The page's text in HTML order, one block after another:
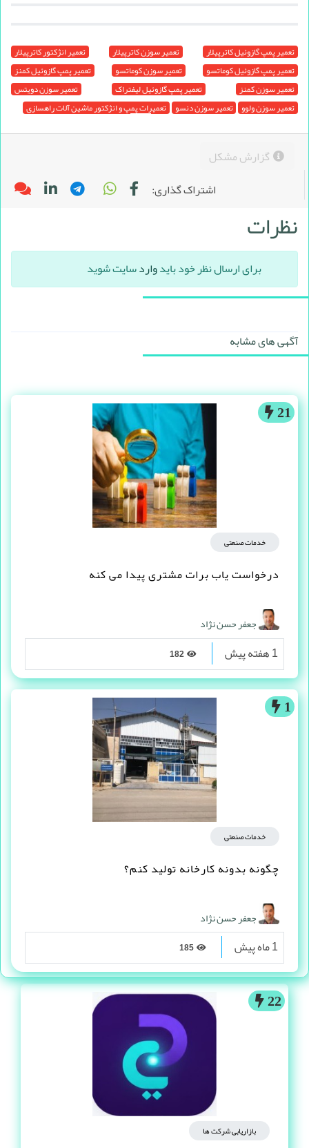
22
بازاریابی شرکت ها
تعمیر پمپ گازوئیل کاترپیلار تعمیر سوزن کاترپیلار
تعمیر انژکتور کاترپیلار
تعمیر پمپ گازوئیل کوماتسو
تعمیر سوزن کوماتسو
تعمیر پمپ گازوئیل کمنز
تعمیر سوزن کمنز
تعمیر پمپ گازوئیل لیفتراک
تعمیر سوزن دویتس
تعمیر سوزن ولوو تعمیر سوزن دنسو تعمیرات پمپ و انژکتور ماشین آلات راهسازی
گزارش مشکل
اشتراک گذاری:
نظرات
برای ارسال نظر خود بایدواردسایت شوید
آگهی های مشابه
21
خدمات صنعتی
درخواست یاب برات مشتری پیدا می کنه
جعفر حسن نژاد
1 هفته پیش
1
خدمات صنعتی
چگونه بدونه کارخانه تولید کنم؟
جعفر حسن نژاد
1 ماه پیش